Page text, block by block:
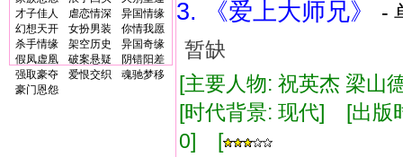
才子佳人
虐恋情深
异国情缘
幻想天开
女扮男装
你情我愿
杀手情缘
架空历史
异国奇缘
假凤虚凰
破案悬疑
阴错阳差
强取豪夺
爱恨交织
魂驰梦移
豪门恩怨
3. 《爱上大师兄》
-
暂缺
[主要人物: 祝英杰 梁
[时代背景: 现代] [出
0] [